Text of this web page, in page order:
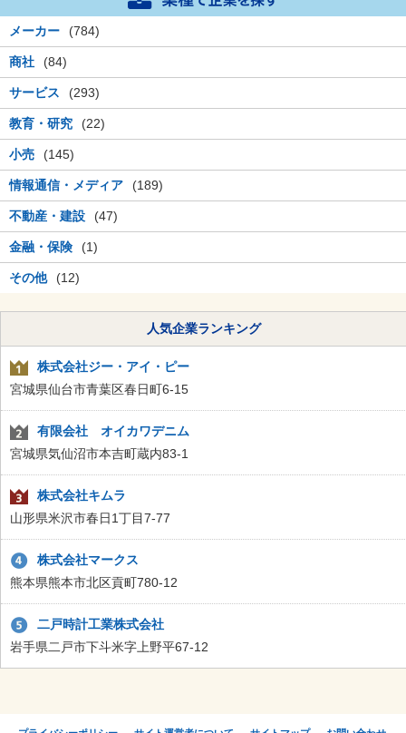
メーカー (784)
商社 (84)
サービス (293)
教育・研究 (22)
小売 (145)
情報通信・メディア (189)
不動産・建設 (47)
金融・保険 (1)
その他 (12)
人気企業ランキング
株式会社ジー・アイ・ピー
宮城県仙台市青葉区春日町6-15
有限会社 オイカワデニム
宮城県気仙沼市本吉町蔵内83-1
株式会社キムラ
山形県米沢市春日1丁目7-77
株式会社マークス
熊本県熊本市北区貢町780-12
二戸時計工業株式会社
岩手県二戸市下斗米字上野平67-12